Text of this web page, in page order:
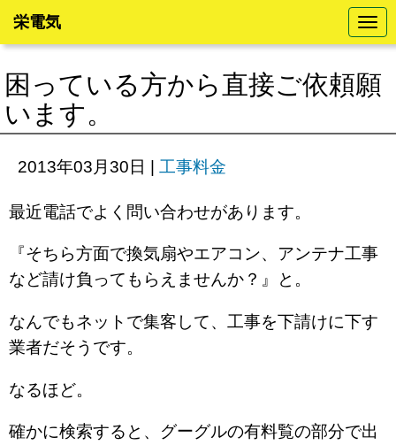
N
a
v
g
a
o
栄電気
困っている方から直接ご依頼願
います。
2013年03月30日 | 工事料金
最近電話でよく問い合わせがあります。
『そちら方面で換気扇やエアコン、アンテナ工事
など請け負ってもらえませんか？』と。
なんでもネットで集客して、工事を下請けに下す
業者だそうです。
なるほど。
確かに検索すると、グーグルの有料覧の部分で出